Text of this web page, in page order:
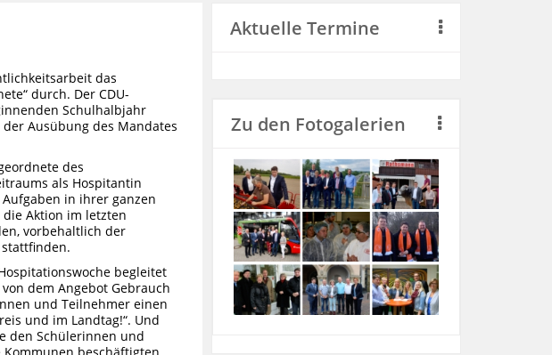
das
durch. Der CDU-
Schulhalbjahr
Ausübung des Mandates
des
als Hospitantin
in ihrer ganzen
Aktion im letzten
vorbehaltlich der
begleitet
dem Angebot Gebrauch
und Teilnehmer einen
und im Landtag!“. Und
den Schülerinnen und
Aktuelle Termine
Zu den Fotogalerien